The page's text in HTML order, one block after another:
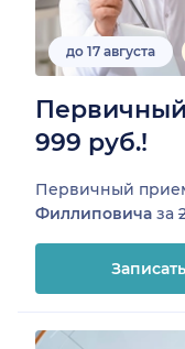
до 17 августа
Первичный
999 руб.!
Первичный
Филлиповича за